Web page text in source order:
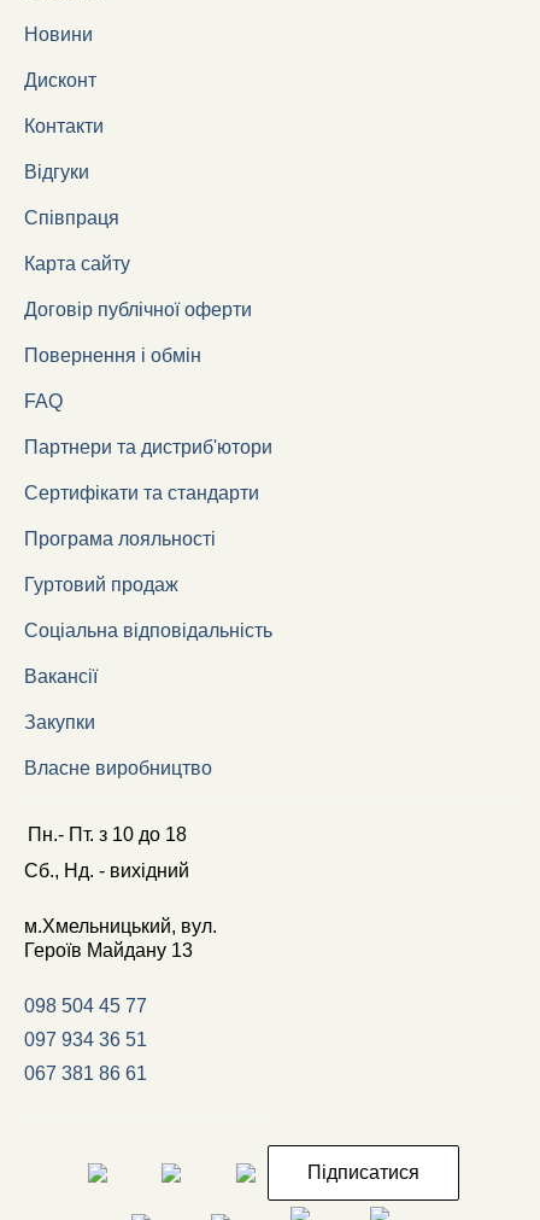
Новини
Дисконт
Контакти
Відгуки
Співпраця
Карта сайту
Договір публічної оферти
Повернення і обмін
FAQ
Партнери та дистриб'ютори
Сертифікати та стандарти
Програма лояльності
Гуртовий продаж
Соціальна відповідальність
Вакансії
Закупки
Власне виробництво
Пн.- Пт. з10 до18
Сб., Нд. - вихідний
м.Хмельницький, вул.
Героїв Майдану 13
098 504 45 77
097 934 36 51
067 381 86 61
Підписатися